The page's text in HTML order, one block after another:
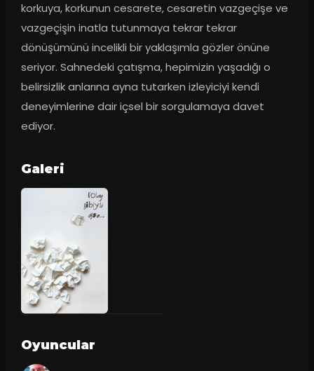
korkuya, korkunun cesarete, cesaretin vazgeçişe ve
vazgeçişin inatla tutunmaya tekrar tekrar
dönüşümünü incelikli bir yaklaşımla gözler önüne
seriyor. Sahnedeki çatışma, hepimizin yaşadığı o
belirsizlik anlarına ayna tutarken izleyiciyi kendi
deneyimlerine dair içsel bir sorgulamaya davet
ediyor.
Galeri
Oyuncular